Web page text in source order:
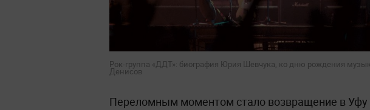
Рок-группа «ДДТ»: биография Юрия Шевчука, ко дню рождения
Денисов
Переломным моментом стало возвращение в Уфу